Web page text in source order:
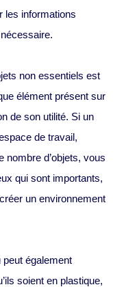
les informations
non essentiels est
élément présent sur
de son utilité. Si un
de travail,
nombre d’objets, vous
qui sont importants,
un environnement
peut également
soient en plastique,